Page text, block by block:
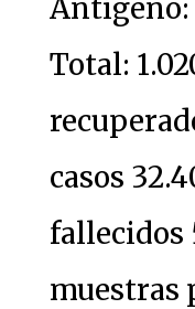
Antígeno:
Total:
casos
fallecidos
muestras